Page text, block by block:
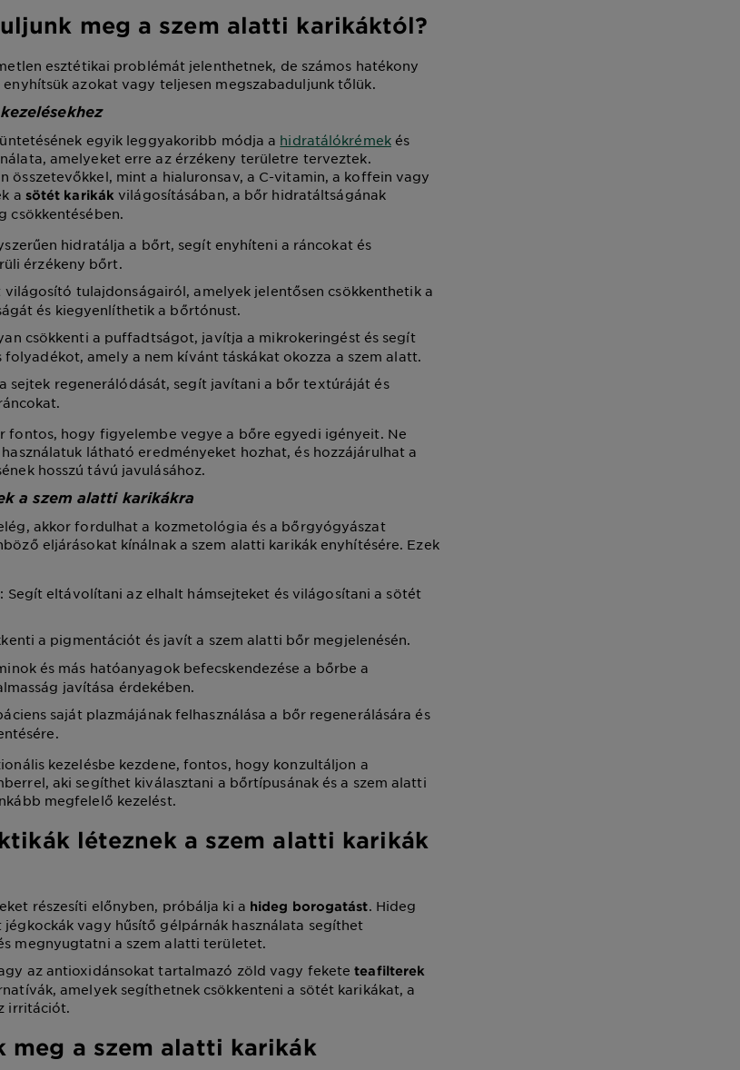
meg a szem alatti karikáktól?
esztétikai problémát jelenthetnek, de számos hatékony
azokat vagy teljesen megszabaduljunk tőlük.
egyik leggyakoribb módja a hidratálókrémekés
amelyeket erre az érzékeny területre terveztek.
összetevőkkel, mint a hialuronsav, a C-vitamin, a koffein vagy
a sötét karikák világosításában, a bőr hidratáltságának
csökkentésében.
hidratálja a bőrt, segít enyhíteni a ráncokat és
érzékeny bőrt.
világosító tulajdonságairól, amelyek jelentősen csökkenthetik a
és kiegyenlíthetik a bőrtónust.
csökkenti a puffadtságot, javítja a mikrokeringést és segít
folyadékot, amely a nem kívánt táskákat okozza a szem alatt.
sejtek regenerálódását, segít javítani a bőr textúráját és
fontos, hogy figyelembe vegye a bőre egyedi igényeit. Ne
látható eredményeket hozhat, és hozzájárulhat a
hosszú távú javulásához.
a szem alatti karikákra
akkor fordulhat a kozmetológia és a bőrgyógyászat
eljárásokat kínálnak a szem alatti karikák enyhítésére. Ezek
: Segít eltávolítani az elhalt hámsejteket és világosítani a sötét
a pigmentációt és javít a szem alatti bőr megjelenésén.
és más hatóanyagok befecskendezése a bőrbe a
javítása érdekében.
saját plazmájának felhasználása a bőr regenerálására és
kezelésbe kezdene, fontos, hogy konzultáljon a
aki segíthet kiválasztani a bőrtípusának és a szem alatti
megfelelő kezelést.
léteznek a szem alatti karikák
részesíti előnyben, próbálja ki a hideg borogatást. Hideg
jégkockák vagy hűsítő gélpárnák használata segíthet
megnyugtatni a szem alatti területet.
az antioxidánsokat tartalmazó zöld vagy feketeteafilterek
amelyek segíthetnek csökkenteni a sötét karikákat, a
irritációt.
meg a szem alatti karikák